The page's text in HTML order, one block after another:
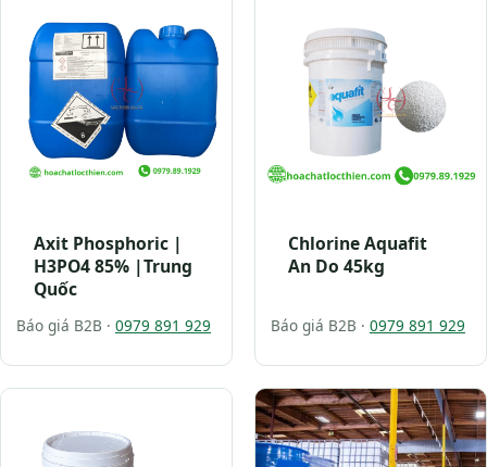
Axit Phosphoric |
H3PO4 85% |Trung
Quốc
Báo giá B2B · 0979 891 929
Chlorine Aquafit
An Do 45kg
Báo giá B2B · 0979 891 929